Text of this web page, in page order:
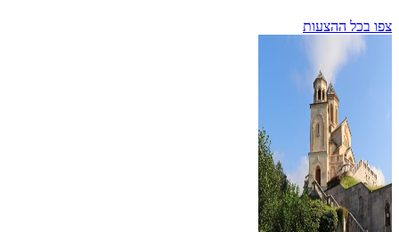
צפו בכל ההצעות